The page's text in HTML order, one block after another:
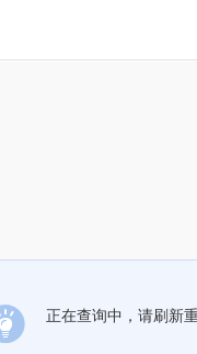
正在查询中，请刷新